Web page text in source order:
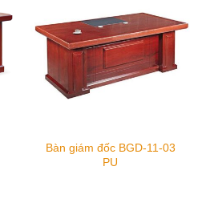
Bàn giám đốc BGD-11-03
PU